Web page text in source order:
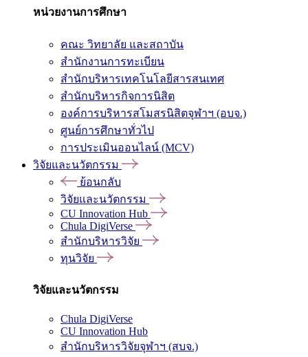
หน่วยงานการศึกษา
คณะ วิทยาลัย และสถาบัน
สำนักงานการทะเบียน
สำนักบริหารเทคโนโลยีสารสนเทศ
สำนักบริหารกิจการนิสิต
องค์การบริหารสโมสรนิสิตจุฬาฯ (อบจ.)
ศูนย์การศึกษาทั่วไป
การประเมินออนไลน์ (MCV)
วิจัยและนวัตกรรม
ย้อนกลับ
วิจัยและนวัตกรรม
CU Innovation Hub
Chula DigiVerse
สำนักบริหารวิจัย
ทุนวิจัย
วิจัยและนวัตกรรม
Chula DigiVerse
CU Innovation Hub
สำนักบริหารวิจัยจุฬาฯ (สบจ.)